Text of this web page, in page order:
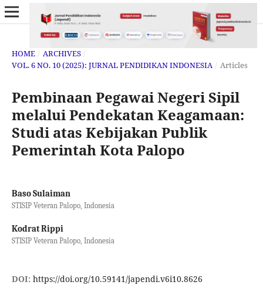
HOME / ARCHIVES /
VOL. 6 NO. 10 (2025): JURNAL PENDIDIKAN INDONESIA / Articles
Pembinaan Pegawai Negeri Sipil
melalui Pendekatan Keagamaan:
Studi atas Kebijakan Publik
Pemerintah Kota Palopo
Baso Sulaiman
STISIP Veteran Palopo, Indonesia
Kodrat Rippi
STISIP Veteran Palopo, Indonesia
DOI: https://doi.org/10.59141/japendi.v6i10.8626